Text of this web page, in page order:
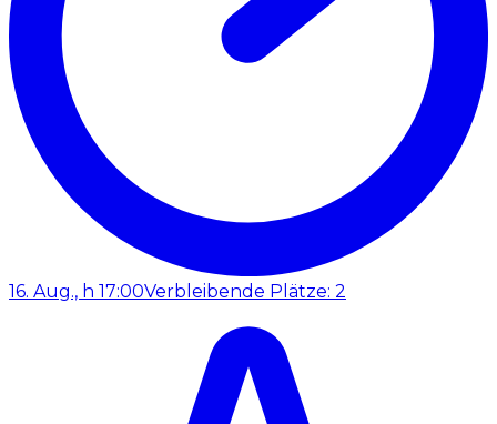
16. Aug., h 17:00Verbleibende Plätze: 2